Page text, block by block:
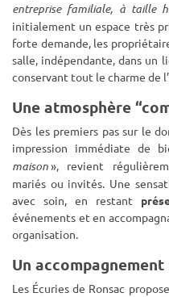
entreprise familiale, àtaille
initialement un espace très
forte demande, les
salle, indépendante, dans un
conservant tout le charme de
Une atmosphère
Dès les premiers pas sur le
impression immédiate de
maison», revient réguliè
mariés ou invités. Une
avec soin, en restant
événements et en
organisation.
Un
Les Écuries de Ronsac